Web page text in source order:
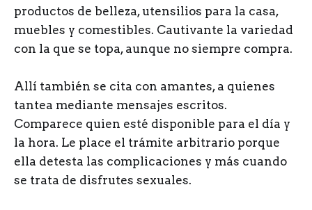
productos de belleza, utensilios para la casa,
muebles y comestibles. Cautivante la variedad
con la que se topa, aunque no siempre compra.
Allí también se cita con amantes, a quienes
tantea mediante mensajes escritos.
Comparece quien esté disponible para el día y
la hora. Le place el trámite arbitrario porque
ella detesta las complicaciones y más cuando
se trata de disfrutes sexuales.